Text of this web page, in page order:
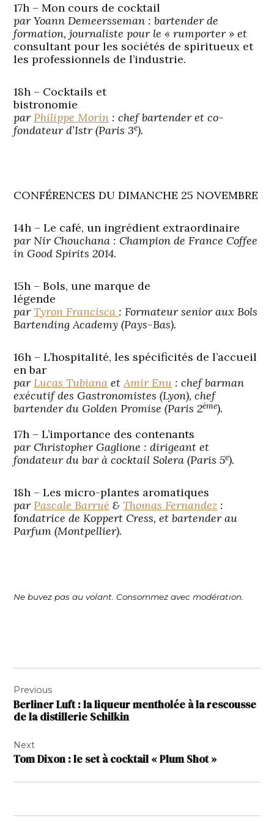
17h – Mon cours de cocktail
par Yoann Demeersseman : bartender de
formation, journaliste pour le « rumporter » et
consultant pour les sociétés de spiritueux et
les professionnels de l’industrie.
18h – Cocktails et
bistronomie
parPhilippe Morin : chef bartender et co-
fondateur d’Istr (Paris 3e).
CONFÉRENCES DU DIMANCHE 25 NOVEMBRE
14h – Le café, un ingrédient extraordinaire
par Nir Chouchana : Champion de France Coffee
in Good Spirits 2014.
15h – Bols, une marque de
légende
parTyron Francisca : Formateur senior aux Bols
Bartending Academy (Pays-Bas).
16h – L’hospitalité, les spécificités de l’accueil
en bar
parLucas Tubiana etAmir Enu : chef barman
exécutif des Gastronomistes (Lyon), chef
bartender du Golden Promise (Paris 2ème).
17h – L’importance des contenants
par Christopher Gaglione : dirigeant et
fondateur du bar à cocktail Solera (Paris 5e).
18h – Les micro-plantes aromatiques
parPascale Barrué &Thomas Fernandez :
fondatrice de Koppert Cress, et bartender au
Parfum (Montpellier).
Ne buvez pas au volant. Consommez avec modération.
de
l’article
Previous
Berliner Luft : la liqueur mentholée à la rescousse
de la distillerie Schilkin
Next
Tom Dixon : le set à cocktail « Plum Shot »